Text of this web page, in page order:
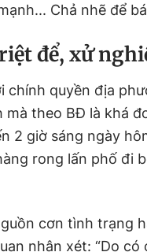
Chả nhẽ để
để, xử
chính quyền địa
mà theo BĐ là khá
2 giờ sáng ngày
rong lấn phố đi
cơn tình trạng
nhận xét: “Do